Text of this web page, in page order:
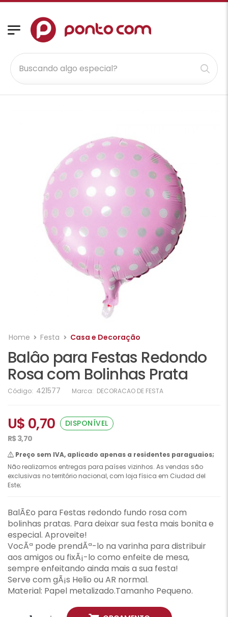
Home Festa Casa e Decoração
Balâo para Festas Redondo
Rosa com Bolinhas Prata
Código: 421577 Marca: DECORACAO DE FESTA
U$ 0,70
DISPONÍVEL
R$ 3,70
Preço sem IVA, aplicado apenas a residentes paraguaios;
Não realizamos entregas para países vizinhos. As vendas são
exclusivas no território nacional, com loja física em Ciudad del
Este;
BalÃ£o para Festas redondo fundo rosa com
bolinhas pratas. Para deixar sua festa mais bonita e
especial. Aproveite!
VocÃª pode prendÃª-lo na varinha para distribuir
aos amigos ou fixÃ¡-lo como enfeite de mesa,
sempre enfeitando ainda mais a sua festa!
Serve com gÃ¡s Helio ou AR normal.
Material: Papel metalizado.Tamanho Pequeno.